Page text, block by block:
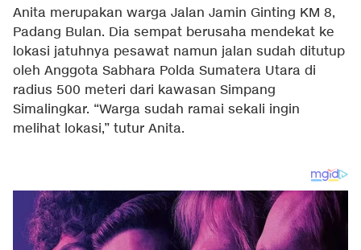
Anita merupakan warga Jalan Jamin Ginting KM 8,
Padang Bulan. Dia sempat berusaha mendekat ke
lokasi jatuhnya pesawat namun jalan sudah ditutup
oleh Anggota Sabhara Polda Sumatera Utara di
radius 500 meteri dari kawasan Simpang
Simalingkar. “Warga sudah ramai sekali ingin
melihat lokasi,” tutur Anita.